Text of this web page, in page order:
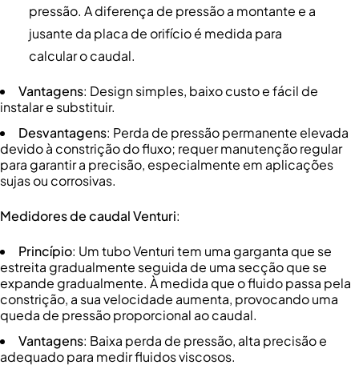
pressão. A diferença de pressão a montante e a
jusante da placa de orifício é medida para
calcular o caudal.
Vantagens: Design simples, baixo custo e fácil de
instalar e substituir.
Desvantagens: Perda de pressão permanente elevada
devido à constrição do fluxo; requer manutenção regular
para garantir a precisão, especialmente em aplicações
sujas ou corrosivas.
Medidores de caudal Venturi:
Princípio: Um tubo Venturi tem uma garganta que se
estreita gradualmente seguida de uma secção que se
expande gradualmente. À medida que o fluido passa pela
constrição, a sua velocidade aumenta, provocando uma
queda de pressão proporcional ao caudal.
Vantagens: Baixa perda de pressão, alta precisão e
adequado para medir fluidos viscosos.